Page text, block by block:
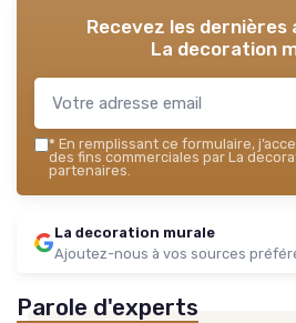
Recevez les
La decoration
* En remplissant ce formulaire,
des fins commerciales par La
partenaires.
La decoration murale
Ajoutez-nous à vos sources
Parole d'experts